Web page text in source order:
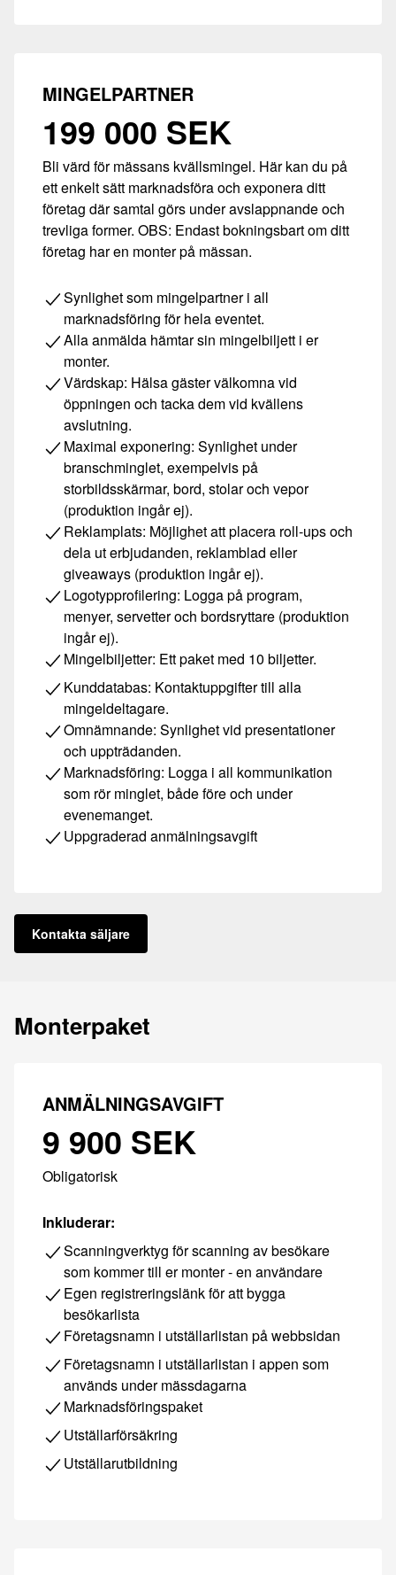
MINGELPARTNER
199 000 SEK
Bli värd för mässans kvällsmingel. Här kan du på
ett enkelt sätt marknadsföra och exponera ditt
företag där samtal görs under avslappnande och
trevliga former. OBS: Endast bokningsbart om ditt
företag har en monter på mässan.
Synlighet som mingelpartner i all
marknadsföring för hela eventet.
Alla anmälda hämtar sin mingelbiljett i er
monter.
Värdskap: Hälsa gäster välkomna vid
öppningen och tacka dem vid kvällens
avslutning.
Maximal exponering: Synlighet under
branschminglet, exempelvis på
storbildsskärmar, bord, stolar och vepor
(produktion ingår ej).
Reklamplats: Möjlighet att placera roll-ups och
dela ut erbjudanden, reklamblad eller
giveaways (produktion ingår ej).
Logotypprofilering: Logga på program,
menyer, servetter och bordsryttare (produktion
ingår ej).
Mingelbiljetter: Ett paket med 10 biljetter.
Kunddatabas: Kontaktuppgifter till alla
mingeldeltagare.
Omnämnande: Synlighet vid presentationer
och uppträdanden.
Marknadsföring: Logga i all kommunikation
som rör minglet, både före och under
evenemanget.
Uppgraderad anmälningsavgift
Kontakta säljare
Monterpaket
ANMÄLNINGSAVGIFT
9 900 SEK
Obligatorisk
Inkluderar:
Scanningverktyg för scanning av besökare
som kommer till er monter - en användare
Egen registreringslänk för att bygga
besökarlista
Företagsnamn i utställarlistan på webbsidan
Företagsnamn i utställarlistan i appen som
används under mässdagarna
Marknadsföringspaket
Utställarförsäkring
Utställarutbildning